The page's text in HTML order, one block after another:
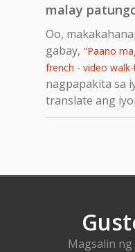
malay
Oo,
gabay, "Paano
french - video
nagpapakita sa
translate ang
Magsalin